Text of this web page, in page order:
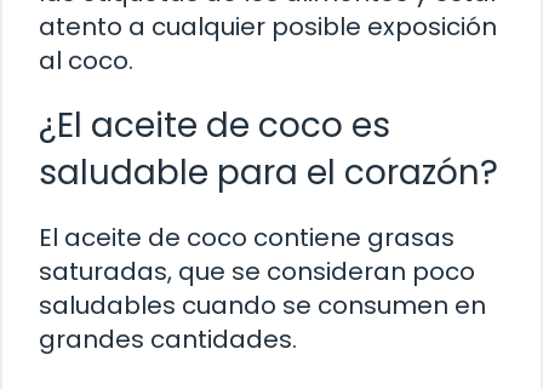
atento a cualquier posible exposición
al coco.
¿El aceite de coco es
saludable para el corazón?
El aceite de coco contiene grasas
saturadas, que se consideran poco
saludables cuando se consumen en
grandes cantidades.